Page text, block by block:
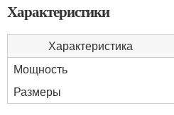
Характеристики
Характеристика
Мощность
Размеры